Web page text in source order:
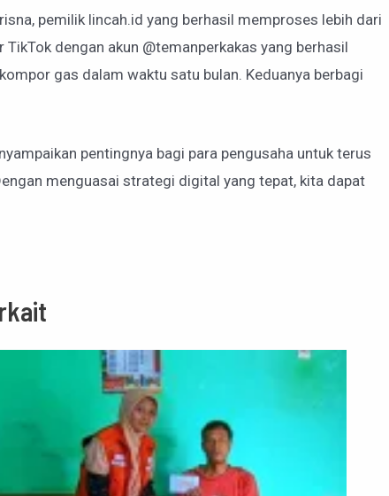
pemilik lincah.id yang berhasil memproses lebih dari
dengan akun @temanperkakas yang berhasil
gas dalam waktu satu bulan. Keduanya berbagi
pentingnya bagi para pengusaha untuk terus
menguasai strategi digital yang tepat, kita dapat